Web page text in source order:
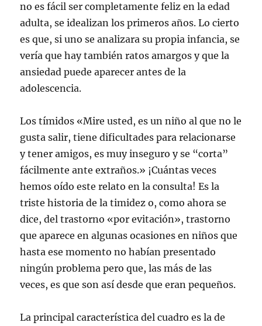
no es fácil ser completamente feliz en la edad
adulta, se idealizan los primeros años. Lo cierto
es que, si uno se analizara su propia infancia, se
vería que hay también ratos amargos y que la
ansiedad puede aparecer antes de la
adolescencia.
Los tímidos «Mire usted, es un niño al que no le
gusta salir, tiene dificultades para relacionarse
y tener amigos, es muy inseguro y se “corta”
fácilmente ante extraños.» ¡Cuántas veces
hemos oído este relato en la consulta! Es la
triste historia de la timidez o, como ahora se
dice, del trastorno «por evitación», trastorno
que aparece en algunas ocasiones en niños que
hasta ese momento no habían presentado
ningún problema pero que, las más de las
veces, es que son así desde que eran pequeños.
La principal característica del cuadro es la de